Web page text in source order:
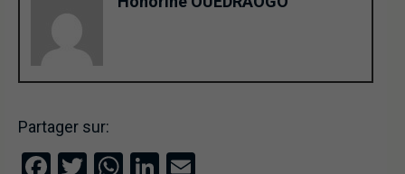
Partager sur:
Facebook
TwitterWhatsApp
LinkedIn